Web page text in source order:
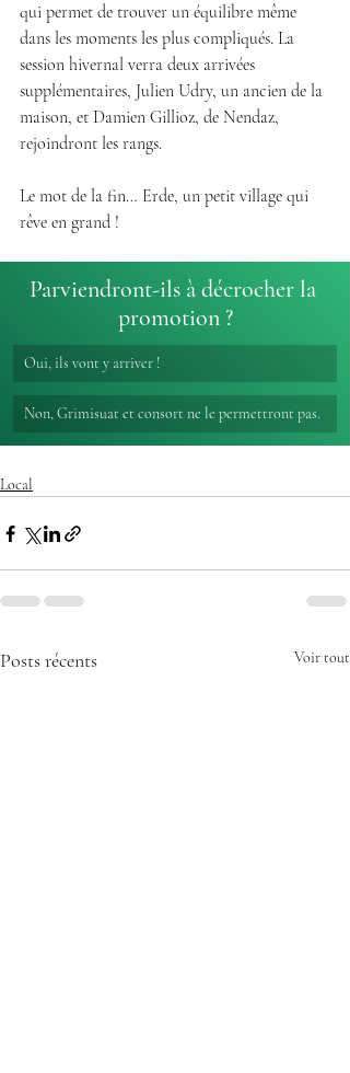
qui permet de trouver un équilibre même
dans les moments les plus compliqués. La
session hivernal verra deux arrivées
supplémentaires, Julien Udry, un ancien de la
maison, et Damien Gillioz, de Nendaz,
rejoindront les rangs.
Le mot de la fin… Erde, un petit village qui
rêve en grand !
Parviendront-ils à décrocher la
promotion ?
Oui, ils vont y arriver !
Non, Grimisuat et consort ne le permettront pas.
Local
Posts récents Voir tout